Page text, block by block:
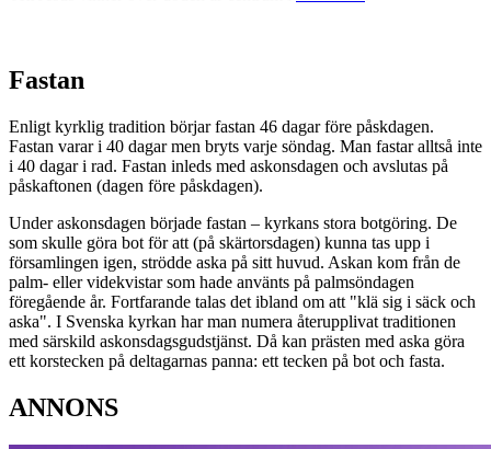
Fastan
Enligt kyrklig tradition börjar fastan 46 dagar före påskdagen.
Fastan varar i 40 dagar men bryts varje söndag. Man fastar alltså inte
i 40 dagar i rad. Fastan inleds med askonsdagen och avslutas på
påskaftonen (dagen före påskdagen).
Under askonsdagen började fastan – kyrkans stora botgöring. De
som skulle göra bot för att (på skärtorsdagen) kunna tas upp i
församlingen igen, strödde aska på sitt huvud. Askan kom från de
palm- eller videkvistar som hade använts på palmsöndagen
föregående år. Fortfarande talas det ibland om att "klä sig i säck och
aska". I Svenska kyrkan har man numera återupplivat traditionen
med särskild askonsdagsgudstjänst. Då kan prästen med aska göra
ett korstecken på deltagarnas panna: ett tecken på bot och fasta.
ANNONS